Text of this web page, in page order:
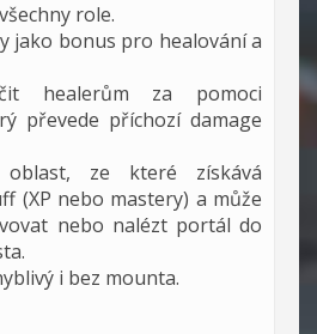
role.
jako bonus pro healování a
healerům za pomoci
převede příchozí damage
ze které získává
(XP nebo mastery) a může
nebo nalézt portál do
i bez mounta.